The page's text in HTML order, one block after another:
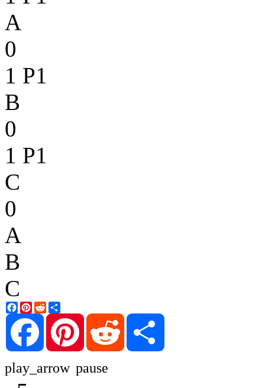
A
0
1 P1
B
0
1 P1
C
0
A
B
C
Facebook
Pinterest
Reddit
Facebook
Pinterest Reddit
play_arrow pause